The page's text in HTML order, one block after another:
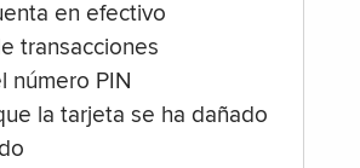
en efectivo
transacciones
número PIN
la tarjeta se ha dañado